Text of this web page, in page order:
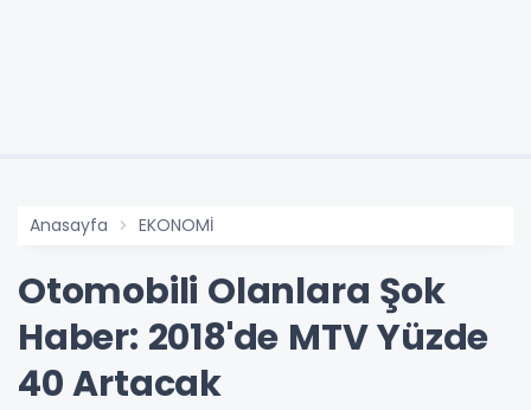
Anasayfa EKONOMİ
Otomobili Olanlara Şok
Haber: 2018'de MTV Yüzde
40 Artacak